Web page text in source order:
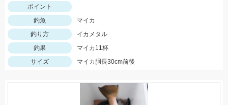
ポイント
釣魚
マイカ
釣り方
イカメタル
釣果
マイカ11杯
サイズ
マイカ胴長30cm前後